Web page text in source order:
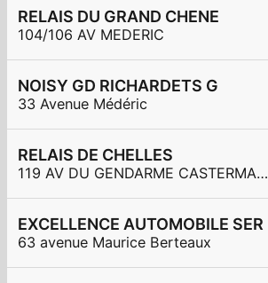
RELAIS DU GRAND CHENE
104/106 AV MEDERIC
NOISY GD RICHARDETS G
33 Avenue Médéric
RELAIS DE CHELLES
119 AV DU GENDARME CASTERMANT
EXCELLENCE AUTOMOBILE SER
63 avenue Maurice Berteaux